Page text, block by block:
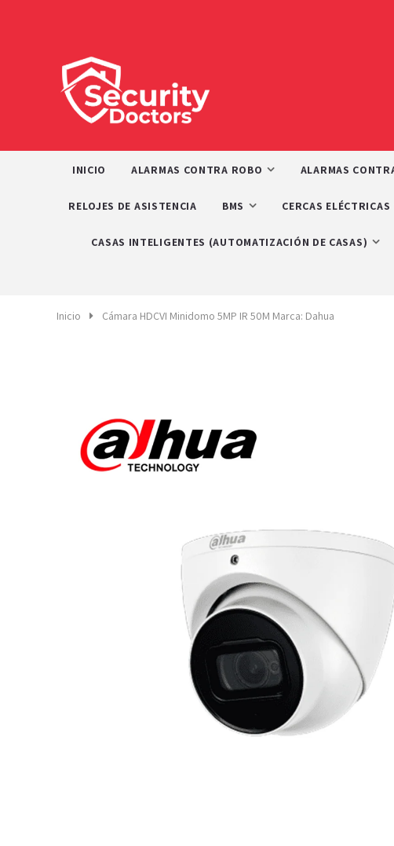
INICIO ALARMAS CONTRA ROBO ALARMAS
RELOJES DE ASISTENCIA BMS CERCAS ELÉCTRICAS
CASAS INTELIGENTES (AUTOMATIZACIÓN DE CASAS)
Inicio Cámara HDCVI Minidomo 5MP IR 50M Marca: Dahua